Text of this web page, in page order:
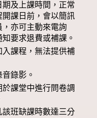
及上課時間，正常
課日前，會以簡訊
亦可主動來電詢
要求退費或補課。
課程，無法提供補
錄影。
課堂中進行問卷調
班缺課時數達三分